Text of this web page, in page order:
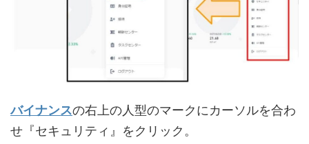
バイナンスの右上の人型のマークにカーソルを合わ
せ『セキュリティ』をクリック。